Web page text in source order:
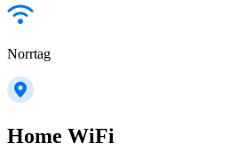
Norrtag
Home WiFi